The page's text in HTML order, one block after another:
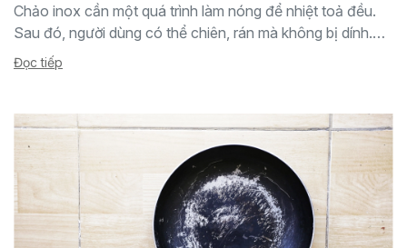
Chảo inox cần một quá trình làm nóng để nhiệt toả đều.
Sau đó, người dùng có thể chiên, rán mà không bị dính.
Để làm được...
Đọc tiếp